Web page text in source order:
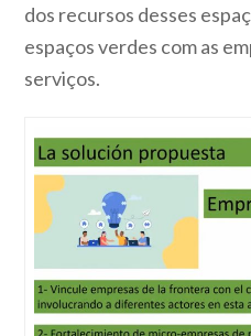
dos recursos desses
espaços verdes com as
serviços.